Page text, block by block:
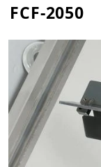
FCF-2050